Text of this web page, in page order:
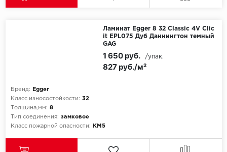
Ламинат Egger 8 32 Classic 4V Clic
it EPL075 Дуб Даннингтон темный
GAG
Бренд:
Egger
Класс износостойкости: 32
Толщина,мм: 8
Тип соединения: замковое
Класс пожарной опасности:
КМ5
827 руб./м²
1 650 руб. /упак.